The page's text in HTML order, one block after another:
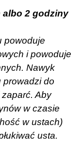
albo 2 godziny
powoduje
i powoduje
Nawyk
prowadzi do
Aby
w czasie
w ustach)
usta.